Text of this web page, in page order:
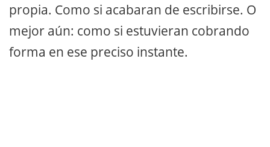
propia. Como si acabaran de escribirse. O
mejor aún: como si estuvieran cobrando
forma en ese preciso instante.